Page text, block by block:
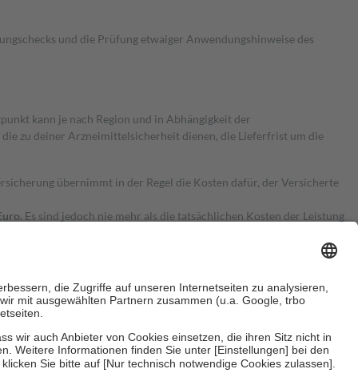
und die Prüfung etwaiger Anwendungshinweise des
kann je nach Region und in Abhängigkeit der
zu deiner Arzneimittelsicherheit dienen, die Lieferfrist um die
übernimmt in der Regel die Kosten dafür, der Versicherte
Es sind jedoch nie mehr als die tatsächlichen Kosten der Leistung
Zuzahlungen an bei: